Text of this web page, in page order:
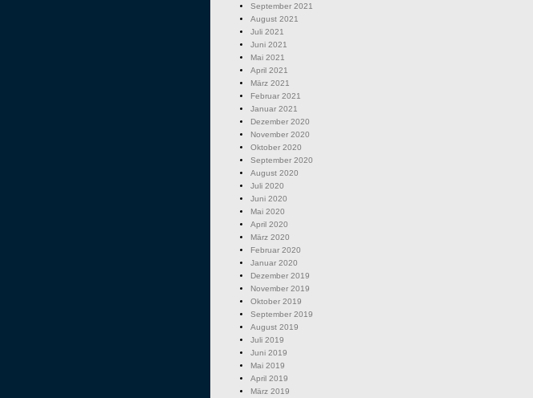
September 2021
August 2021
Juli 2021
Juni 2021
Mai 2021
April 2021
März 2021
Februar 2021
Januar 2021
Dezember 2020
November 2020
Oktober 2020
September 2020
August 2020
Juli 2020
Juni 2020
Mai 2020
April 2020
März 2020
Februar 2020
Januar 2020
Dezember 2019
November 2019
Oktober 2019
September 2019
August 2019
Juli 2019
Juni 2019
Mai 2019
April 2019
März 2019